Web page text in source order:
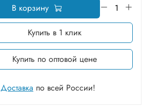
В корзину
Купить в 1 клик
Купить по оптовой цене
Доставка по всей России!